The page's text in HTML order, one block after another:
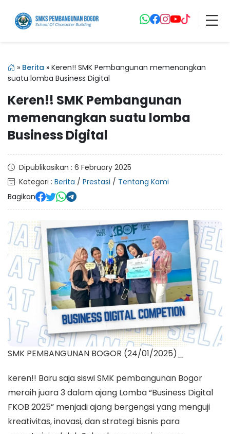
» Berita » Keren!! SMK Pembangunan memenangkan
suatu lomba Business Digital
Keren!! SMK Pembangunan
memenangkan suatu lomba
Business Digital
Dipublikasikan : 6 February 2025
Kategori : Berita / Prestasi / Tentang Kami
Bagikan
SMK PEMBANGUNAN BOGOR (24/01/2025)_
keren!! Baru saja siswi SMK pembangunan Bogor
meraih juara 3 dalam ajang Lomba “Business Digital
FKOB 2025” menjadi ajang bergengsi yang menguji
kreativitas, inovasi, dan strategi bisnis para